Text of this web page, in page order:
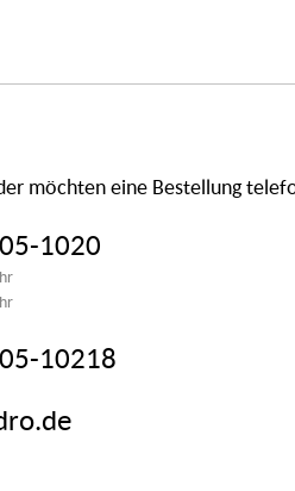
möchten eine Bestellung
1020
10218